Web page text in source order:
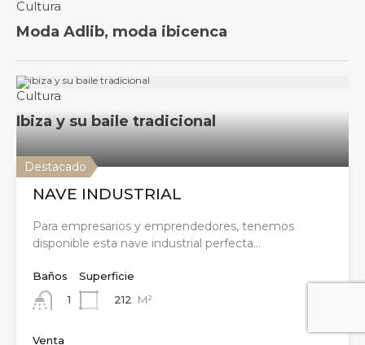
Destacado
NAVE INDUSTRIAL
Para empresarios y emprendedores, tenemos
disponible esta nave industrial perfecta…
Baños
1
Superficie
212
M²
Venta